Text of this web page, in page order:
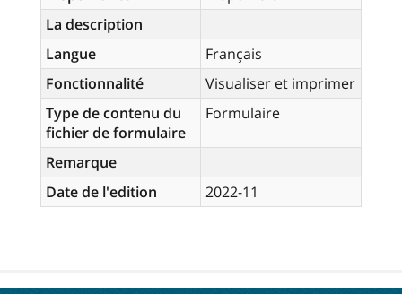
La description
Langue
Français
Fonctionnalité
Visualiser et imprimer
Type de contenu du
fichier de formulaire
Formulaire
Remarque
Date de l'edition
2022-11